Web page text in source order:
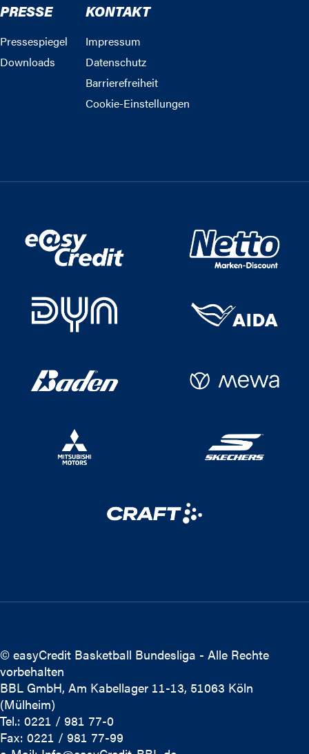
PRESSE
Pressespiegel
Downloads
KONTAKT
Impressum
Datenschutz
Barrierefreiheit
Cookie-Einstellungen
© easyCredit Basketball Bundesliga - Alle Rechte
vorbehalten
BBL GmbH, Am Kabellager 11-13, 51063 Köln
(Mülheim)
Tel.: 0221 / 981 77-0
Fax: 0221 / 981 77-99